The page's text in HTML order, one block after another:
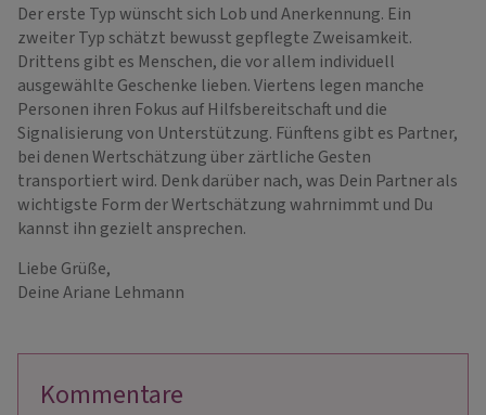
Der erste Typ wünscht sich Lob und Anerkennung. Ein
zweiter Typ schätzt bewusst gepflegte Zweisamkeit.
Drittens gibt es Menschen, die vor allem individuell
ausgewählte Geschenke lieben. Viertens legen manche
Personen ihren Fokus auf Hilfsbereitschaft und die
Signalisierung von Unterstützung. Fünftens gibt es Partner,
bei denen Wertschätzung über zärtliche Gesten
transportiert wird. Denk darüber nach, was Dein Partner als
wichtigste Form der Wertschätzung wahrnimmt und Du
kannst ihn gezielt ansprechen.
Liebe Grüße,
Deine Ariane Lehmann
Kommentare